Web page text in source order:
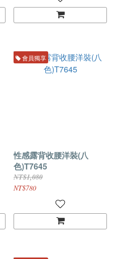
會員獨享
性感露背收腰洋裝(八
色)T7645
NT$1,080
NT$780